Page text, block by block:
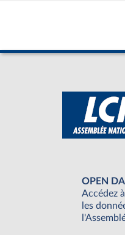
OPEN
Accédez
les